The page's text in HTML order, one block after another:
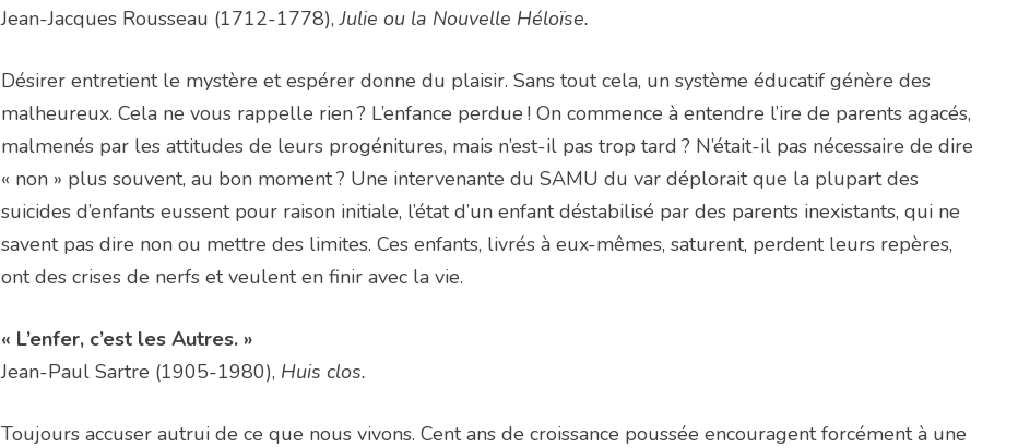
Jean-Jacques Rousseau (1712-1778),Julie ou la Nouvelle Héloïse.
Désirer entretient le mystère et espérer donne du plaisir. Sans tout cela, un système éducatif génère des
malheureux. Cela ne vous rappelle rien ? L’enfance perdue ! On commence à entendre l’ire de parents agacés,
malmenés par les attitudes de leurs progénitures, mais n’est-il pas trop tard ? N’était-il pas nécessaire de dire
« non » plus souvent, au bon moment ? Une intervenante du SAMU du var déplorait que la plupart des
suicides d’enfants eussent pour raison initiale, l’état d’un enfant déstabilisé par des parents inexistants, qui ne
savent pas dire non ou mettre des limites. Ces enfants, livrés à eux-mêmes, saturent, perdent leurs repères,
ont des crises de nerfs et veulent en finir avec la vie.
« L’enfer, c’est les Autres. »
Jean-Paul Sartre (1905-1980), Huis clos.
Toujours accuser autrui de ce que nous vivons. Cent ans de croissance poussée encouragent forcément à une